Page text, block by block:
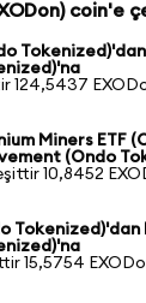
coin'e
124,5437
Miners ETF
(Ondo
10,8452
15,5754